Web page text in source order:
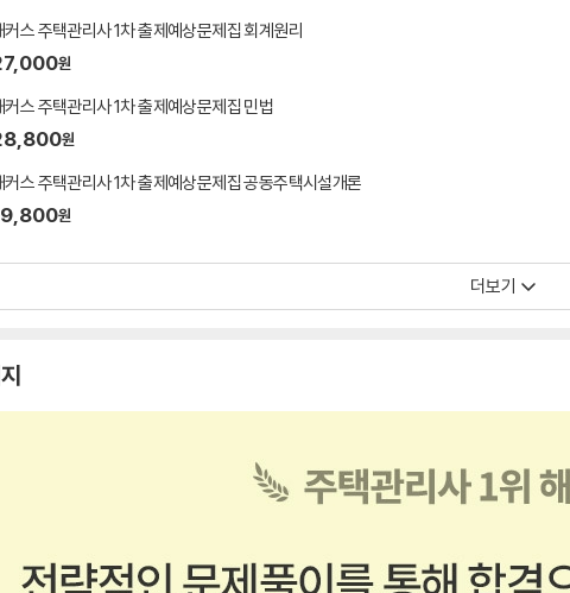
스 주택관리사 1차 출제예상문제집 회계원리
원
스 주택관리사 1차 출제예상문제집 민법
원
스 주택관리사 1차 출제예상문제집 공동주택시설개론
원
더보기